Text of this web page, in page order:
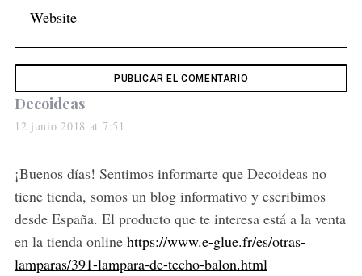
s
a
s
:
Decoideas
12 junio 2018 at 7:51
¡Buenos días! Sentimos informarte que Decoideas no
tiene tienda, somos un blog informativo y escribimos
desde España. El producto que te interesa está a la venta
en la tienda online https://www.e-glue.fr/es/otras-
lamparas/391-lampara-de-techo-balon.html